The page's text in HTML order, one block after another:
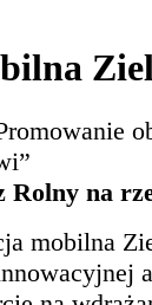
Rolny na
mobilna